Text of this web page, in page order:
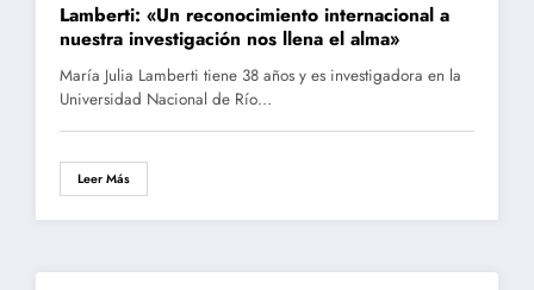
Lamberti: «Un reconocimiento internacional a
nuestra investigación nos llena el alma»
María Julia Lamberti tiene 38 años y es investigadora en la
Universidad Nacional de Río…
Leer Más